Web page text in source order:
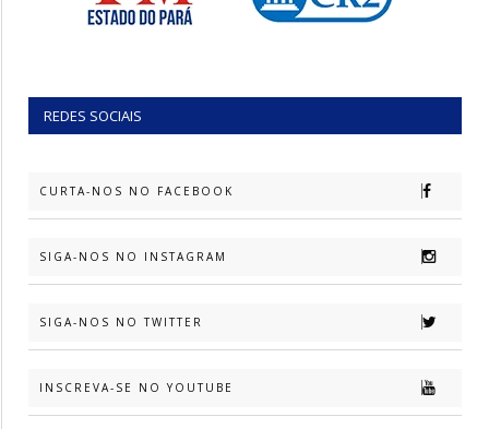
REDES SOCIAIS
CURTA-NOS NO FACEBOOK
SIGA-NOS NO INSTAGRAM
SIGA-NOS NO TWITTER
INSCREVA-SE NO YOUTUBE